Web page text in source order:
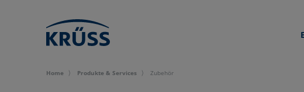
Home Produkte & Services Zubehör